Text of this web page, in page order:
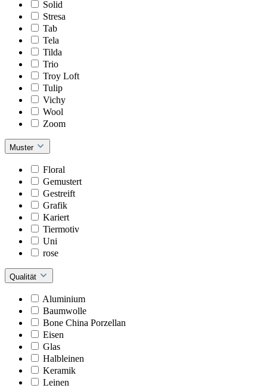
Solid
Stresa
Tab
Tela
Tilda
Trio
Troy Loft
Tulip
Vichy
Wool
Zoom
Muster
Floral
Gemustert
Gestreift
Grafik
Kariert
Tiermotiv
Uni
rose
Qualität
Aluminium
Baumwolle
Bone China Porzellan
Eisen
Glas
Halbleinen
Keramik
Leinen